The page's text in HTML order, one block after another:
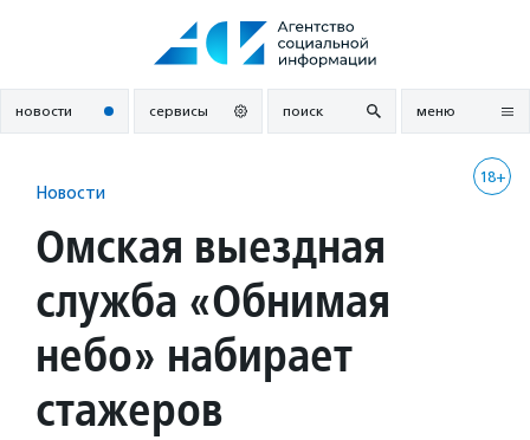
новости сервисы поиск меню
18+
Новости
Омская выездная
служба «Обнимая
небо» набирает
стажеров